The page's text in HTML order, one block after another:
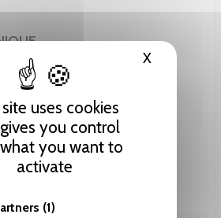
uses cookies
you control
you want to
activate
(1)
XHide